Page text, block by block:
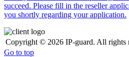
Copyright © 2026 IP-guard. All rights
Go to top